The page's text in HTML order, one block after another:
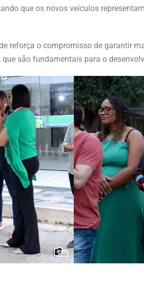
que os novos veículos
reforça o compromisso de garantir
são fundamentais para o